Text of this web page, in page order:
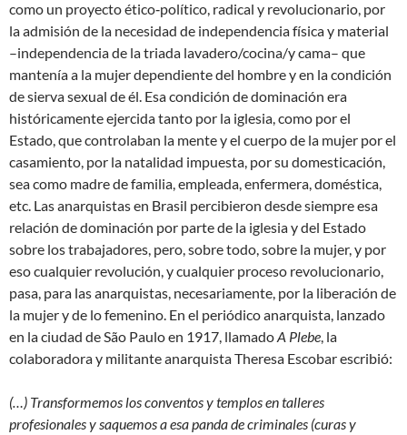
como un proyecto ético‐político, radical y revolucionario, por
la admisión de la necesidad de independencia física y material
–independencia de la triada lavadero/cocina/y cama– que
mantenía a la mujer dependiente del hombre y en la condición
de sierva sexual de él. Esa condición de dominación era
históricamente ejercida tanto por la iglesia, como por el
Estado, que controlaban la mente y el cuerpo de la mujer por el
casamiento, por la natalidad impuesta, por su domesticación,
sea como madre de familia, empleada, enfermera, doméstica,
etc. Las anarquistas en Brasil percibieron desde siempre esa
relación de dominación por parte de la iglesia y del Estado
sobre los trabajadores, pero, sobre todo, sobre la mujer, y por
eso cualquier revolución, y cualquier proceso revolucionario,
pasa, para las anarquistas, necesariamente, por la liberación de
la mujer y de lo femenino. En el periódico anarquista, lanzado
en la ciudad de São Paulo en 1917, llamadoA Plebe, la
colaboradora y militante anarquista Theresa Escobar escribió:
(…) Transformemos los conventos y templos en talleres
profesionales y saquemos a esa panda de criminales (curas y